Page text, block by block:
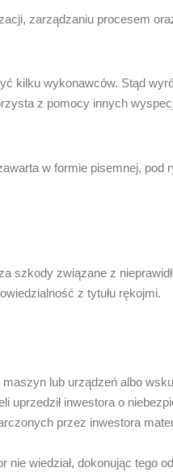
zarządzaniu procesem
kilku wykonawców. Stąd
z pomocy innych
w formie pisemnej, pod
szkody związane z
z tytułu rękojmi.
lub urządzeń albo
uprzedził inwestora o
przez inwestora
wiedział, dokonując tego